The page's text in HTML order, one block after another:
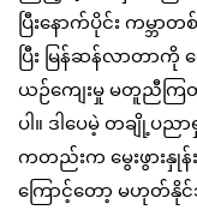
ပြီးနောက်ပိုင်း ကမ္ဘာ
ပြီး မြန်ဆန်လာတာကို တွ
ယဉ်ကျေးမှု မတူညီကြ
ပါ။ ဒါပေမဲ့ တချို့ပည
ကတည်းက မွေးဖွားနှုန်
ကြောင့်တော့ မဟုတ်နို